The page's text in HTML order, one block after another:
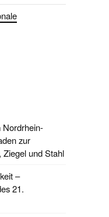
Nordrhein-
zur
und Stahl
–
21.